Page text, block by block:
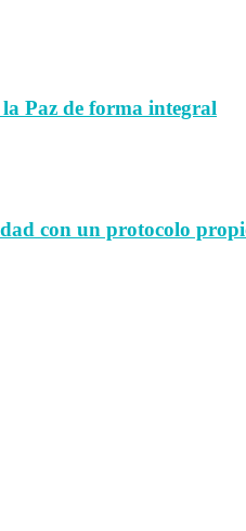
Paz de forma integral
con un protocolo